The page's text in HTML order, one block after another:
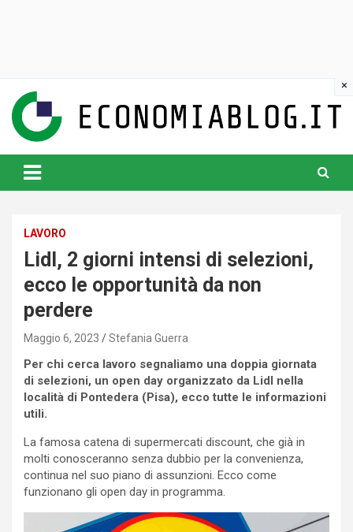
content
www.economiablog.it
LAVORO
Lidl, 2 giorni intensi di selezioni,
ecco le opportunità da non
perdere
Maggio 6, 2023 Stefania Guerra
Per chi cerca lavoro segnaliamo una doppia giornata
di selezioni, un open day organizzato da Lidl nella
località di Pontedera (Pisa), ecco tutte le informazioni
utili.
La famosa catena di supermercati discount, che già in
molti conosceranno senza dubbio per la convenienza,
continua nel suo piano di assunzioni. Ecco come
funzionano gli open day in programma.